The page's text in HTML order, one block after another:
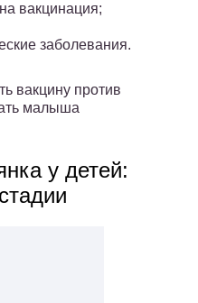
вакцинация;
заболевания.
вакцину против
малыша
у детей: